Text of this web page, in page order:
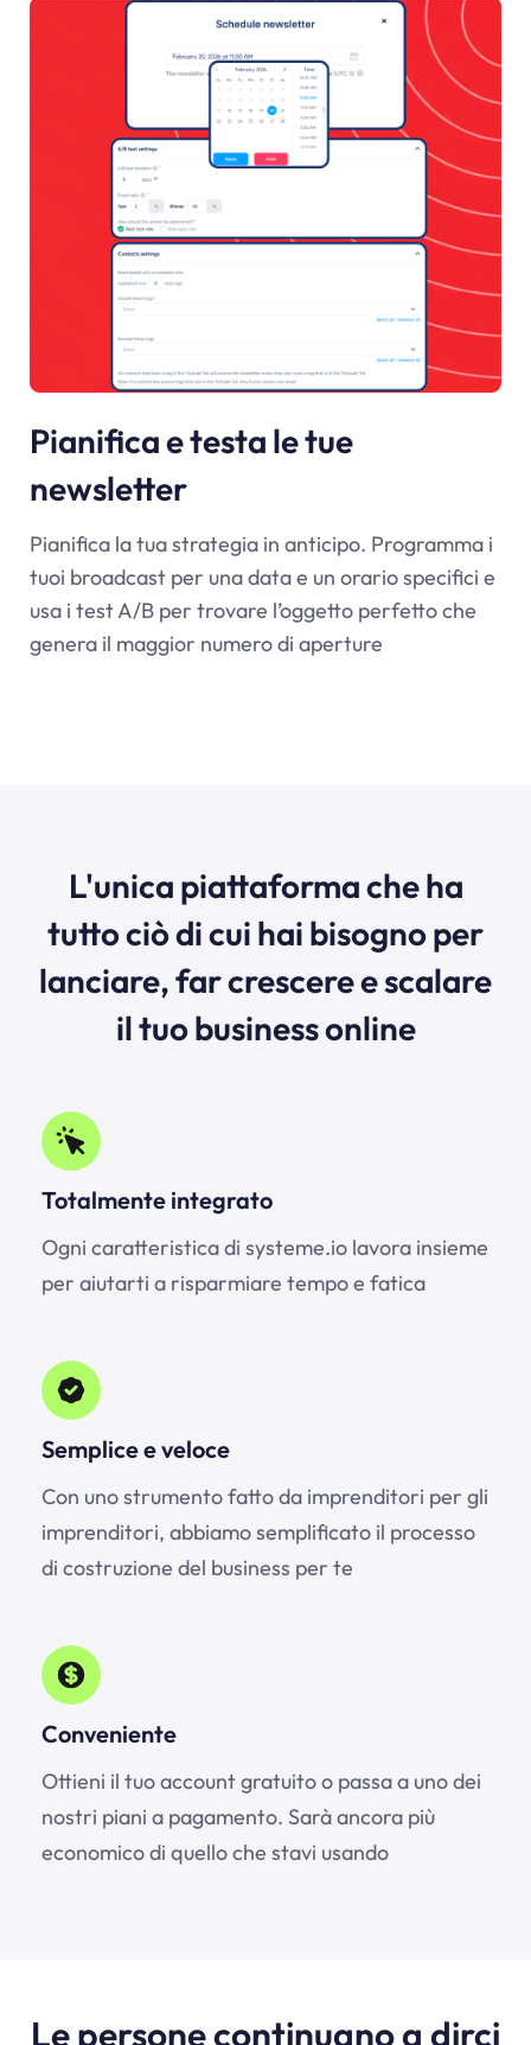
Pianifica e testa le tue
newsletter
Pianifica la tua strategia in anticipo. Programma i
tuoi broadcast per una data e un orario specifici e
usa i test A/B per trovare l’oggetto perfetto che
genera il maggior numero di aperture
L'unica piattaforma che ha
tutto ciò di cui hai bisogno per
lanciare, far crescere e scalare
il tuo business online
Totalmente integrato
Ogni caratteristica di systeme.io lavora insieme
per aiutarti a risparmiare tempo e fatica
Semplice e veloce
Con uno strumento fatto da imprenditori per gli
imprenditori, abbiamo semplificato il processo
di costruzione del business per te
Conveniente
Ottieni il tuo account gratuito o passa a uno dei
nostri piani a pagamento. Sarà ancora più
economico di quello che stavi usando
Le persone continuano a dirci